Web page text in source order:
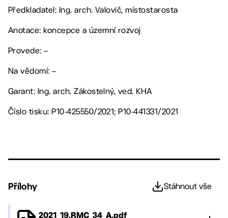
Předkladatel: Ing. arch. Valovič, místostarosta
Anotace: koncepce a územní rozvoj
Provede: –
Na vědomí: –
Garant: Ing. arch. Zákostelný, ved. KHA
Číslo tisku: P10-425550/2021; P10-441331/2021
Přílohy Stáhnout vše
2021_19.RMC_34_A.pdf